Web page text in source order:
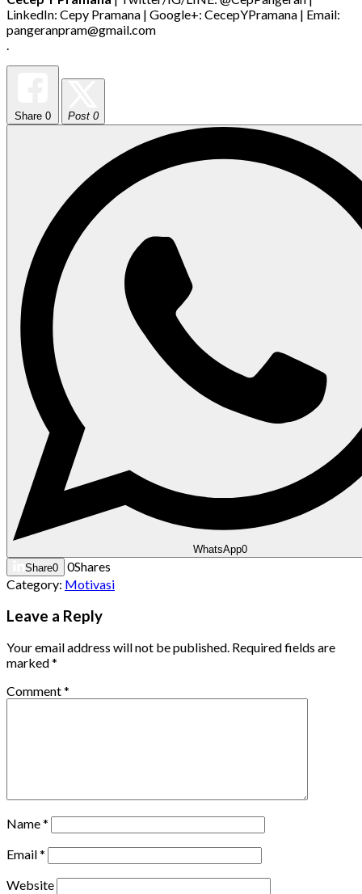
LinkedIn: Cepy Pramana | Google+: CecepYPramana | Email:
pangeranpram@gmail.com
.
Share 0 Post 0
WhatsApp0
Share0 0Shares
Category: Motivasi
Leave a Reply
Your email address will not be published. Required fields are
marked*
Comment*
Name*
Email*
Website